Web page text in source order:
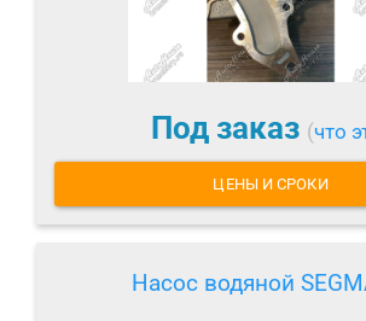
Под заказ (что
ЦЕНЫ И СРОКИ
Насос водяной